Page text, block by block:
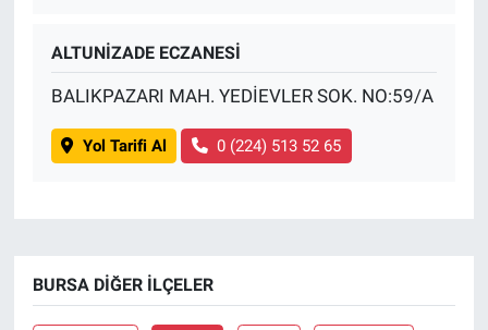
ALTUNİZADE ECZANESİ
BALIKPAZARI MAH. YEDİEVLER SOK. NO:59/A
Yol Tarifi Al 0 (224) 513 52 65
BURSA DIĞER İLÇELER